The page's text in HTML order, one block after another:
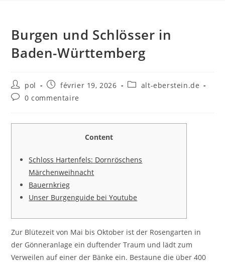
Burgen und Schlösser in
Baden-Württemberg
pol février 19, 2026
alt-eberstein.de
0 commentaire
Content
Schloss Hartenfels: Dornröschens
Märchenweihnacht
Bauernkrieg
Unser Burgenguide bei Youtube
Zur Blütezeit von Mai bis Oktober ist der Rosengarten in
der Gönneranlage ein duftender Traum und lädt zum
Verweilen auf einer der Bänke ein. Bestaune die über 400